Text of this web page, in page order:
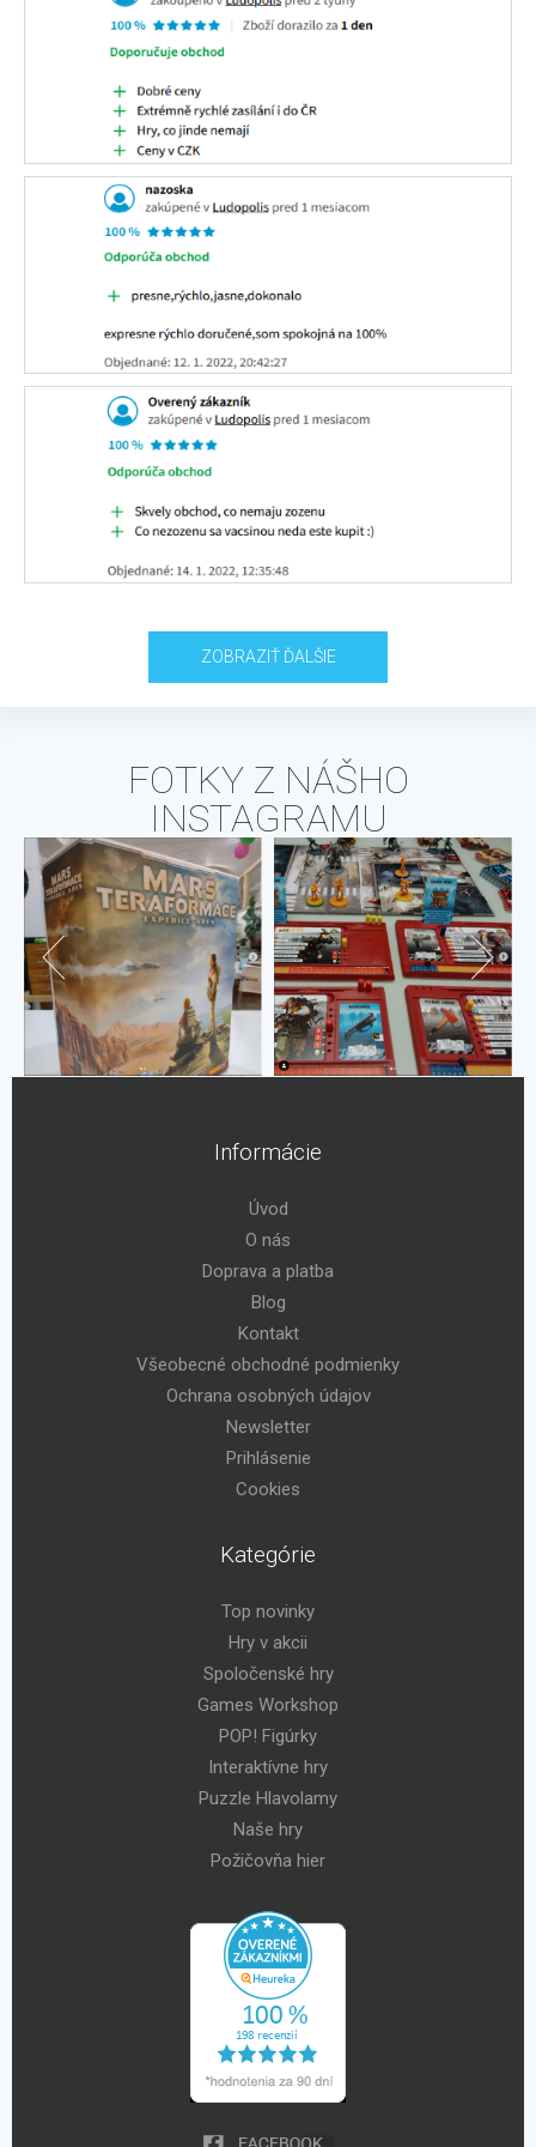
ZOBRAZIŤ ĎALŠIE
FOTKY Z NÁŠHO
INSTAGRAMU
Informácie
Úvod
O nás
Doprava a platba
Blog
Kontakt
Všeobecné obchodné podmienky
Ochrana osobných údajov
Newsletter
Prihlásenie
Cookies
Kategórie
Top novinky
Hry v akcii
Spoločenské hry
Games Workshop
POP! Figúrky
Interaktívne hry
Puzzle Hlavolamy
Naše hry
Požičovňa hier